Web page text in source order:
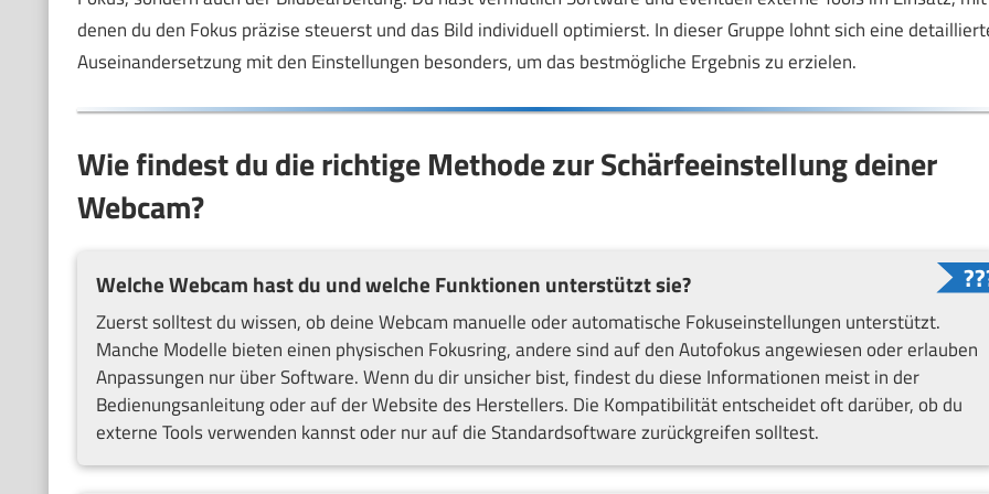
denen du den Fokus präzise steuerst und das Bild individuell optimierst. In dieser Gruppe lohnt sich eine
Auseinandersetzung mit den Einstellungen besonders, um das bestmögliche Ergebnis zu erzielen.
Wie findest du die richtige Methode zur Schärfeeinstellung deiner
Webcam?
Welche Webcam hast du und welche Funktionen unterstützt sie?
Zuerst solltest du wissen, ob deine Webcam manuelle oder automatische Fokuseinstellungen unterstützt.
Manche Modelle bieten einen physischen Fokusring, andere sind auf den Autofokus angewiesen oder erlauben
Anpassungen nur über Software. Wenn du dir unsicher bist, findest du diese Informationen meist in der
Bedienungsanleitung oder auf der Website des Herstellers. Die Kompatibilität entscheidet oft darüber, ob du
externe Tools verwenden kannst oder nur auf die Standardsoftware zurückgreifen solltest.